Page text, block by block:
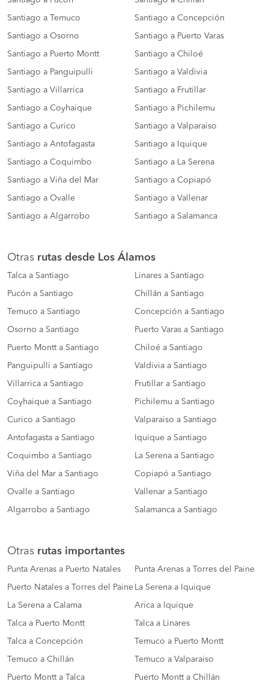
Santiago a Temuco Santiago a Concepción
Santiago a Osorno Santiago a Puerto Varas
Santiago a Puerto Montt Santiago a Chiloé
Santiago a Panguipulli Santiago a Valdivia
Santiago a Villarrica Santiago a Frutillar
Santiago a Coyhaique Santiago a Pichilemu
Santiago a Curico Santiago a Valparaiso
Santiago a Antofagasta Santiago a Iquique
Santiago a Coquimbo Santiago a La Serena
Santiago a Viña del Mar Santiago a Copiapó
Santiago a Ovalle Santiago a Vallenar
Santiago a Algarrobo Santiago a Salamanca
Otras rutas desde Los Álamos
Talca a Santiago Linares a Santiago
Pucón a Santiago Chillán a Santiago
Temuco a Santiago Concepción a Santiago
Osorno a Santiago Puerto Varas a Santiago
Puerto Montt a Santiago Chiloé a Santiago
Panguipulli a Santiago Valdivia a Santiago
Villarrica a Santiago Frutillar a Santiago
Coyhaique a Santiago Pichilemu a Santiago
Curico a Santiago Valparaiso a Santiago
Antofagasta a Santiago Iquique a Santiago
Coquimbo a Santiago La Serena a Santiago
Viña del Mar a Santiago Copiapó a Santiago
Ovalle a Santiago Vallenar a Santiago
Algarrobo a Santiago Salamanca a Santiago
Otras rutas importantes
Punta Arenas a Puerto Natales Punta Arenas a Torres del Paine
Puerto Natales a Torres del Paine La Serena a Iquique
La Serena a Calama Arica a Iquique
Talca a Puerto Montt Talca a Linares
Talca a Concepción Temuco a Puerto Montt
Temuco a Chillán Temuco a Valparaiso
Puerto Montt a Talca Puerto Montt a Chillán